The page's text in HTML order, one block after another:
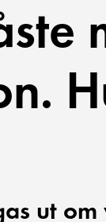
ut om